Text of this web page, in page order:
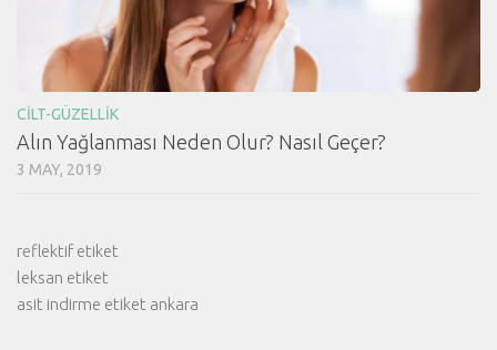
CILT-GÜZELLIK
Alın Yağlanması Neden Olur? Nasıl Geçer?
3 MAY, 2019
reflektif etiket
leksan etiket
asit indirme etiket ankara